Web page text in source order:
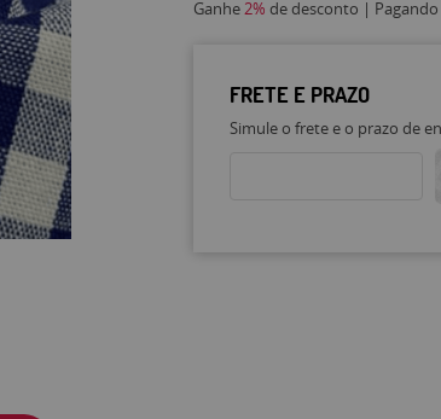
Ganhe2% de desconto | Pagando
FRETE E PRAZO
Simule o frete e o prazo de